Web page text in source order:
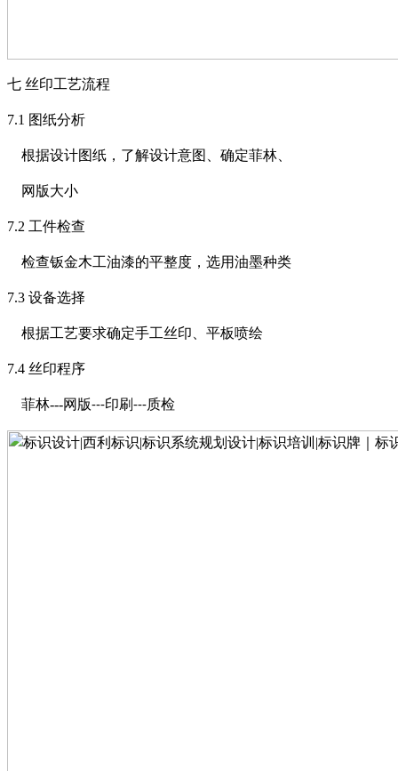
七 丝印工艺流程
7.1 图纸分析
根据设计图纸，了解设计意图、确定菲林、
网版大小
7.2 工件检查
检查钣金木工油漆的平整度，选用油墨种类
7.3 设备选择
根据工艺要求确定手工丝印、平板喷绘
7.4 丝印程序
菲林---网版---印刷---质检